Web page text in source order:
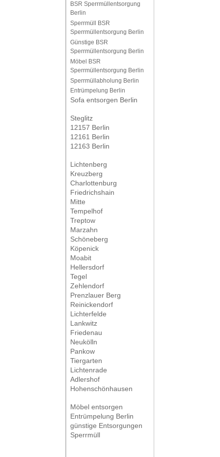
BSR Sperrmüllentsorgung
Berlin
Sperrmüll BSR
Sperrmüllentsorgung Berlin
Günstige BSR
Sperrmüllentsorgung Berlin
Möbel BSR
Sperrmüllentsorgung Berlin
Sperrmüllabholung Berlin
Entrümpelung Berlin
Sofa entsorgen Berlin
Steglitz
12157 Berlin
12161 Berlin
12163 Berlin
Lichtenberg
Kreuzberg
Charlottenburg
Friedrichshain
Mitte
Tempelhof
Treptow
Marzahn
Schöneberg
Köpenick
Moabit
Hellersdorf
Tegel
Zehlendorf
Prenzlauer Berg
Reinickendorf
Lichterfelde
Lankwitz
Friedenau
Neukölln
Pankow
Tiergarten
Lichtenrade
Adlershof
Hohenschönhausen
Möbel entsorgen
Entrümpelung Berlin
günstige Entsorgungen
Sperrmüll